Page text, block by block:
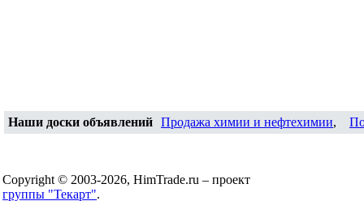
Наши доски объявлений Продажа химии и нефтехимии,
Copyright © 2003-2026, HimTrade.ru – проект
группы "Текарт".